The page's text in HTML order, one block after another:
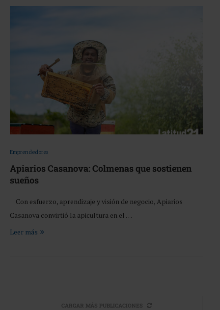
Emprendedores
Apiarios Casanova: Colmenas que sostienen
sueños
Con esfuerzo, aprendizaje y visión de negocio, Apiarios
Casanova convirtió la apicultura en el …
Leer más
CARGAR MÁS PUBLICACIONES